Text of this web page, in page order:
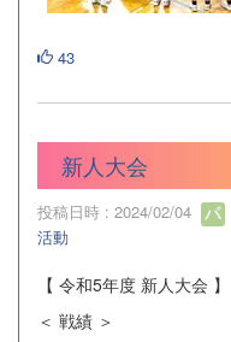
43
新人大会
投稿日時 : 2024/02/04
活動
【 令和5年度 新人大会 】
＜ 戦績 ＞